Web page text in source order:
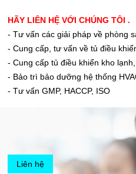
HÃY LIÊN HỆ VỚI CHÚNG TÔI .
- Tư vấn các giải pháp về phòng
- Cung cấp, tư vấn về tủ điều
- Cung cấp tủ điều khiển kho
- Bảo trì bảo dưỡng hệ thống
- Tư vấn GMP, HACCP, ISO
Liên hệ